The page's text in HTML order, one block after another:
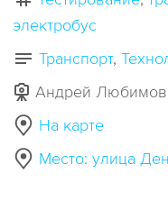
электробус
Транспорт
Андрей Любимов
На карте
Место: улица